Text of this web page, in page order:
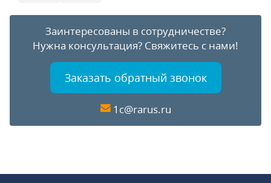
Заинтересованы в сотрудничестве?
Нужна консультация? Свяжитесь с нами!
Заказать обратный звонок
1c@rarus.ru